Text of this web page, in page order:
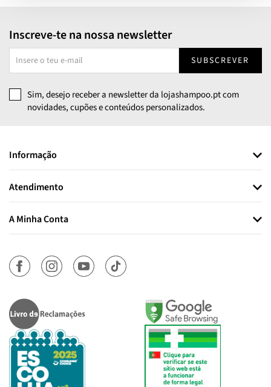
Inscreve-te na nossa newsletter
SUBSCREVER
Sim, desejo receber a newsletter da lojashampoo.pt com
novidades, cupões e conteúdos personalizados.
Informação
Atendimento
A Minha Conta